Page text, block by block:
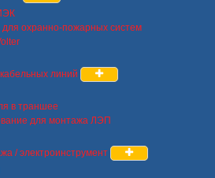
для охранно-пожарных систем
линий
в траншее
для монтажа ЛЭП
/ электроинструмент